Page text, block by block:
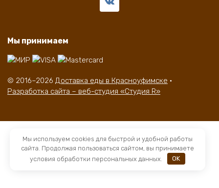
Мы принимаем
© 2016–2026 Доставка еды в Красноуфимске ·
Разработка сайта – веб-студия «Студия R»
Мы используем cookies для быстрой и удобной работы
сайта. Продолжая пользоваться сайтом, вы принимаете
условия обработки персональных данных.
OK